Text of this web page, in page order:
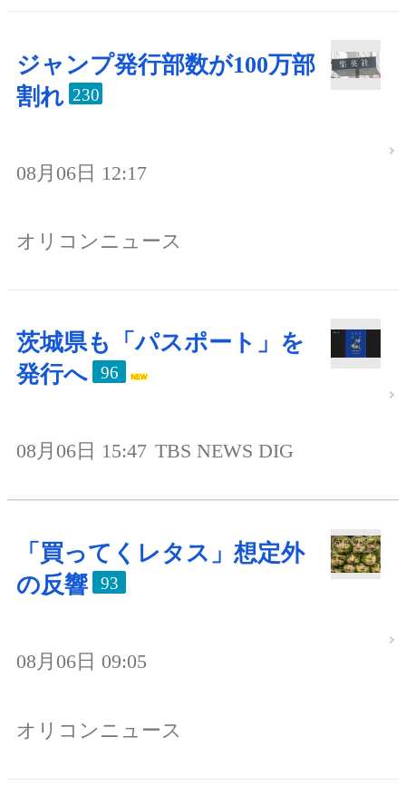
ジャンプ発行部数が100万部
割れ 230
08月06日 12:17
オリコンニュース
茨城県も「パスポート」を
発行へ
96
08月06日 15:47 TBS NEWS DIG
「買ってくレタス」想定外
の反響
93
08月06日 09:05
オリコンニュース